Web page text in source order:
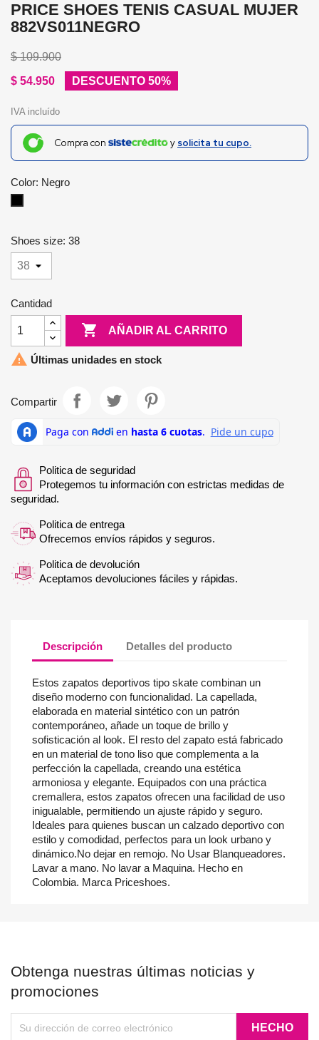
PRICE SHOES TENIS CASUAL MUJER
882VS011NEGRO
$ 109.900
$ 54.950
DESCUENTO 50%
IVA incluído
Compra con y solicita tu cupo.
Color: Negro
Shoes size: 38
Cantidad
 AÑADIR AL CARRITO
 Últimas unidades en stock
Compartir
Politica de seguridad
Protegemos tu información con estrictas medidas de
seguridad.
Politica de entrega
Ofrecemos envíos rápidos y seguros.
Politica de devolución
Aceptamos devoluciones fáciles y rápidas.
Descripción Detalles del producto
Estos zapatos deportivos tipo skate combinan un
diseño moderno con funcionalidad. La capellada,
elaborada en material sintético con un patrón
contemporáneo, añade un toque de brillo y
sofisticación al look. El resto del zapato está fabricado
en un material de tono liso que complementa a la
perfección la capellada, creando una estética
armoniosa y elegante. Equipados con una práctica
cremallera, estos zapatos ofrecen una facilidad de uso
inigualable, permitiendo un ajuste rápido y seguro.
Ideales para quienes buscan un calzado deportivo con
estilo y comodidad, perfectos para un look urbano y
dinámico.No dejar en remojo. No Usar Blanqueadores.
Lavar a mano. No lavar a Maquina. Hecho en
Colombia. Marca Priceshoes.
Obtenga nuestras últimas noticias y
promociones